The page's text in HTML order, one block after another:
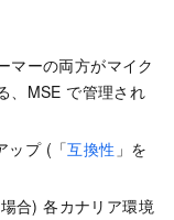
マーの両方がマイク
、MSE で管理され
ップ (「互換性 」を
合) 各カナリア環境